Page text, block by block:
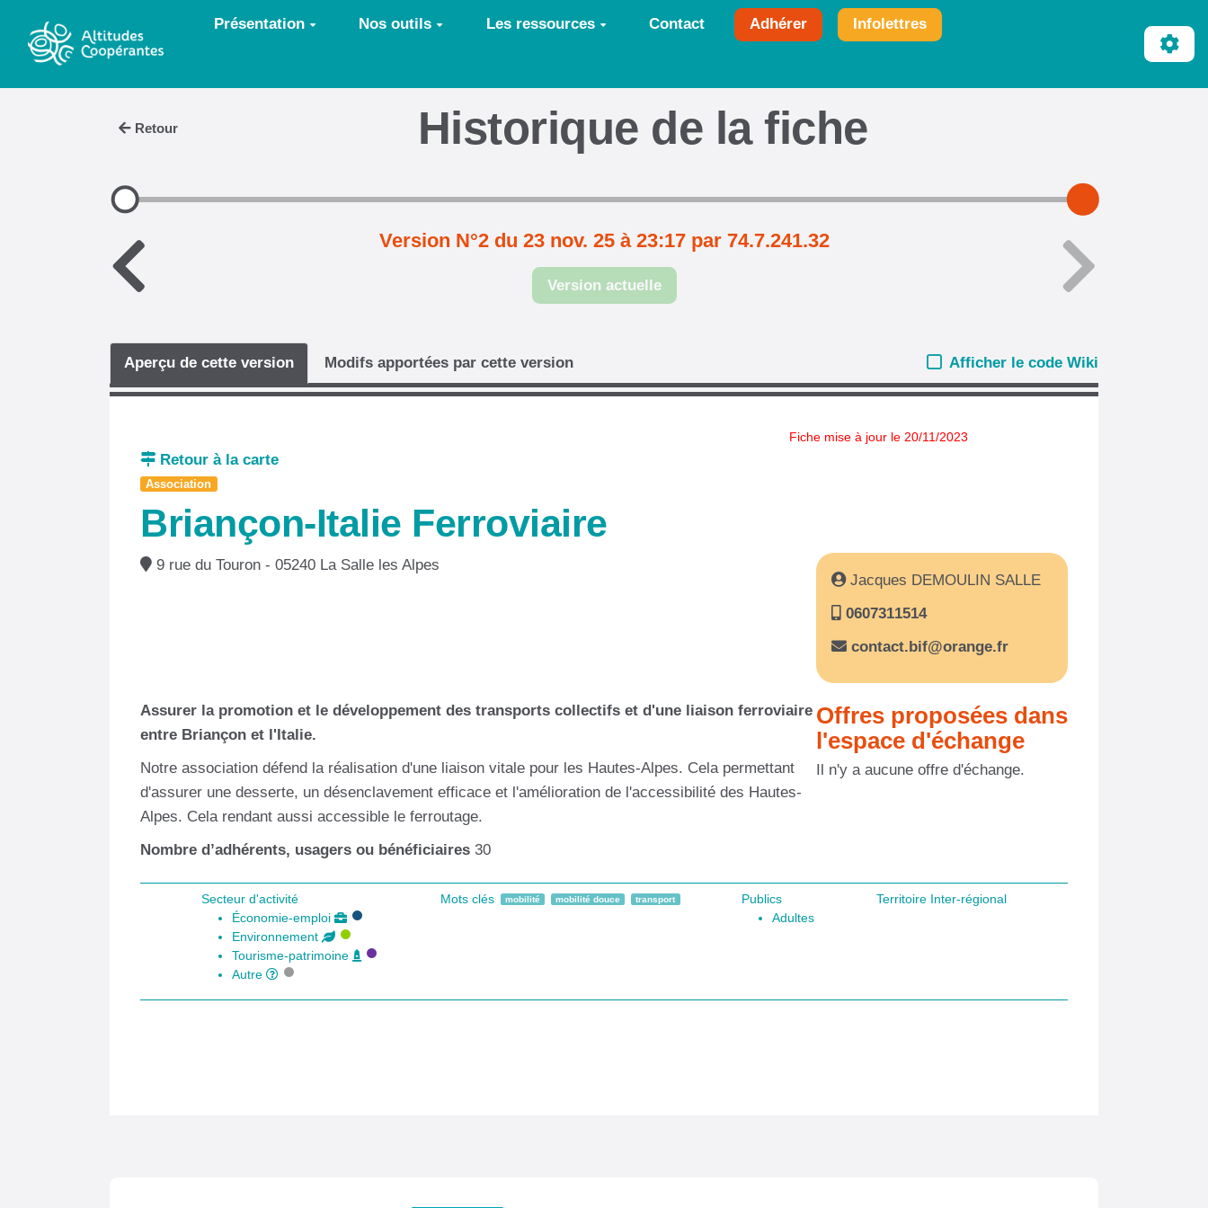
Aller au contenu principal Présentation Nos outils Les ressources Contact Adhérer Infolettres
Retour Historique de la fiche
Version N°2 du 23 nov. 25 à 23:17 par 74.7.241.32
Version actuelle
Aperçu de cette version Modifs apportées par cette version Afficher le code Wiki
Fiche mise à jour le 20/11/2023
Retour à la carte
Association
Briançon-Italie Ferroviaire
9 rue du Touron - 05240 La Salle les Alpes
Jacques DEMOULIN SALLE
0607311514
contact.bif@orange.fr
Assurer la promotion et le développement des transports collectifs et d'une liaison ferroviaire
entre Briançon et l'Italie.
Notre association défend la réalisation d'une liaison vitale pour les Hautes-Alpes. Cela permettant
d'assurer une desserte, un désenclavement efficace et l'amélioration de l'accessibilité des Hautes-
Alpes. Cela rendant aussi accessible le ferroutage.
Nombre d’adhérents, usagers ou bénéficiaires 30
Offres proposées dans
l'espace d'échange
Il n'y a aucune offre d'échange.
Secteur d'activité
Économie-emploi
Environnement
Tourisme-patrimoine
Autre
Mots clés mobilité mobilité douce transport
Publics
Adultes
Territoire Inter-régional